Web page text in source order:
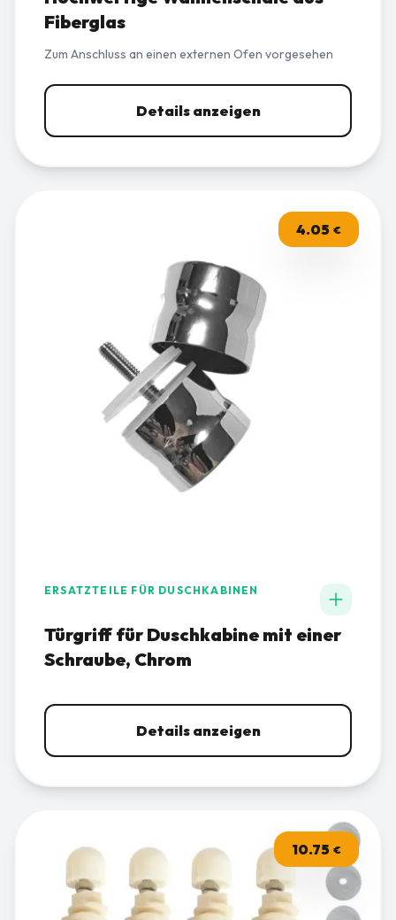
Fiberglas
Zum Anschluss an einen externen Ofen vorgesehen
Details anzeigen
4.05 €
ERSATZTEILE FÜR DUSCHKABINEN
Türgriff für Duschkabine mit einer
Schraube, Chrom
Details anzeigen
10.75 €